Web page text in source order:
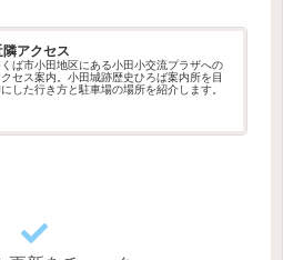
隣アクセス
ば市小田地区にある小田小交流プラザへの
クセス案内。小田城跡歴史ひろば案内所を目
した行き方と駐車場の場所を紹介します。